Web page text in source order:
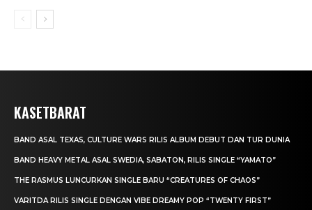
KASETBARAT
BAND ASAL TEXAS, CULTURE WARS RILIS ALBUM DEBUT DAN TUR DUNIA
BAND HEAVY METAL ASAL SWEDIA, SABATON, RILIS SINGLE “YAMATO”
THE RASMUS LUNCURKAN SINGLE BARU “CREATURES OF CHAOS”
VARITDA RILIS SINGLE DENGAN VIBE DREAMY POP “TWENTY FIRST”